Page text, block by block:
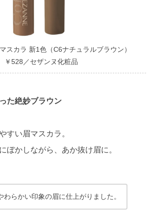
スカラ 新1色（C6ナチュラルブラウン）
￥528／セザンヌ化粧品
た絶妙ブラウン
すい眉マスカラ。
ぼかしながら、あか抜け眉に。
わらかい印象の眉に仕上がりました。